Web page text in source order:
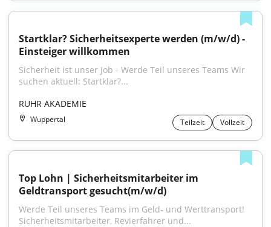
Startklar? Sicherheitsexperte werden (m/w/d) -
Einsteiger willkommen
Sicherheit ist unser Job - Werde Teil unseres Teams Wir
suchen aktuell: Startklar?...
RUHR AKADEMIE
Wuppertal Teilzeit Vollzeit
Top Lohn | Sicherheitsmitarbeiter im
Geldtransport gesucht(m/w/d)
Werde Teil unseres Teams im Geld- und Werttransport!
Sicherheitsmitarbeiter, Revierfahrer und...